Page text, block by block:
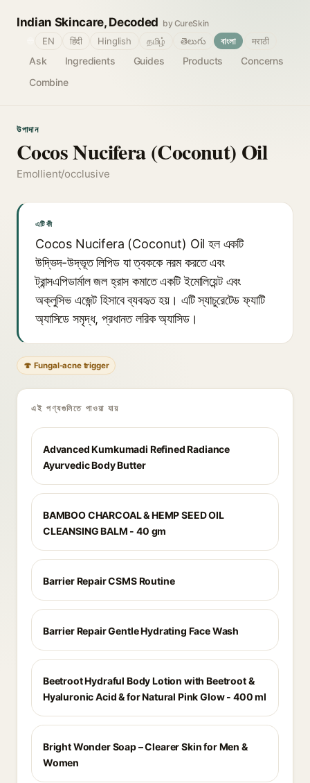
Indian Skincare, Decoded by CureSkin
Ask Ingredients Guides Products
Concerns
Combine
EN हिंदी Hinglish தமிழ் తెలుగు বাংলা मराठी
উপাদান
Cocos Nucifera (Coconut) Oil
Emollient/occlusive
এটি কী
Cocos Nucifera (Coconut) Oil হল একটি
উদ্ভিদ-উদ্ভূত লিপিড যা ত্বককে নরম করতে এবং
ট্রান্সএপিডার্মাল জল হ্রাস কমাতে একটি ইমোলিয়েন্ট এবং
অক্লুসিভ এজেন্ট হিসাবে ব্যবহৃত হয়। এটি স্যাচুরেটেড ফ্যাটি
অ্যাসিডে সমৃদ্ধ, প্রধানত লরিক অ্যাসিড।
🍄 Fungal-acne trigger
এই পণ্যগুলিতে পাওয়া যায়
Advanced Kumkumadi Refined Radiance
Ayurvedic Body Butter
BAMBOO CHARCOAL & HEMP SEED OIL
CLEANSING BALM - 40 gm
Barrier Repair CSMS Routine
Barrier Repair Gentle Hydrating Face Wash
Beetroot Hydraful Body Lotion with Beetroot &
Hyaluronic Acid & for Natural Pink Glow - 400 ml
Bright Wonder Soap – Clearer Skin for Men &
Women